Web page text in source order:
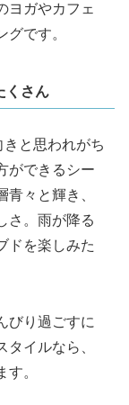
ヨガやカフェ
です。
くさん
と思われがち
ができるシー
々と輝き、
さ。雨が降る
ドを楽しみた
びり過ごすに
イルなら、
。